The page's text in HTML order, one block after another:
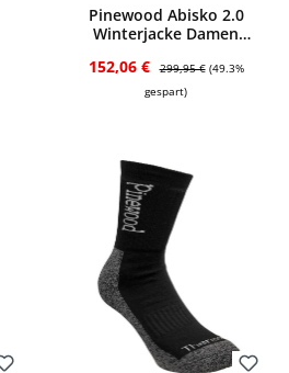
Pinewood Abisko 2.0
Winterjacke Damen
Verkaufspreis:
152,06 € Regulärer Preis:
299,95 € (49.3%
gespart)